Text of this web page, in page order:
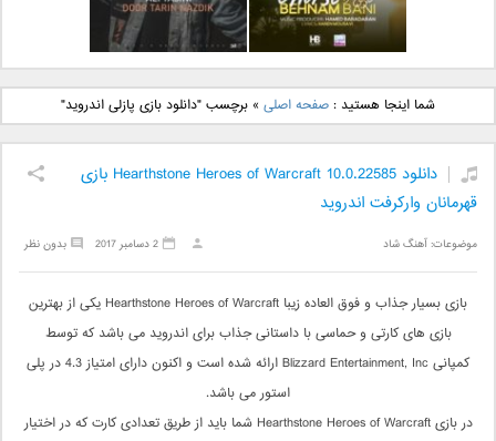
دانلود آهنگ جدید بهنام
بانی بنام قرص قمر 2
دانلود آهنگ جدید علی
یاسینی بنام دورترین نزدیک
شما اینجا هستید :صفحه اصلی »برچسب "دانلود بازی پازلی اندروید"
دانلود Hearthstone Heroes of Warcraft 10.0.22585 بازی
قهرمانان وارکرفت اندروید
موضوعات:آهنگ شاد بدون نظر 2 دسامبر 2017
بازی بسیار جذاب و فوق العاده زیبا Hearthstone Heroes of Warcraft یکی از بهترین
بازی های کارتی و حماسی با داستانی جذاب برای اندروید می باشد که توسط
کمپانی Blizzard Entertainment, Inc ارائه شده است و اکنون دارای امتیاز 4.3 در پلی
استور می باشد.
در بازی Hearthstone Heroes of Warcraft شما باید از طریق تعدادی کارت که در اختیار